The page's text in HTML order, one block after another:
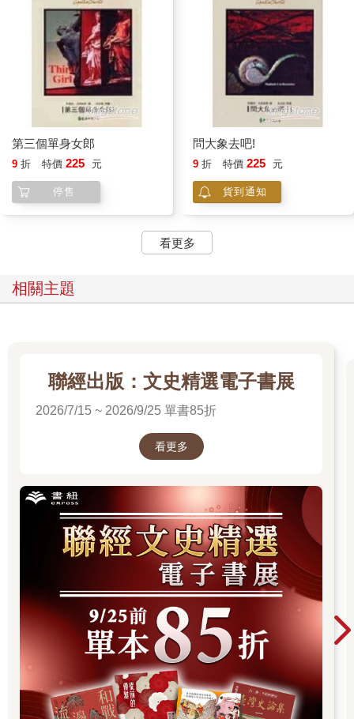
第三個單身女郎
9 折 特價 225 元
停售
問大象去吧!
9 折 特價 225 元
貨到通知
看更多
相關主題
聯經出版：文史精選電子書展
2026/7/15 ~ 2026/9/25 單書85折
看更多